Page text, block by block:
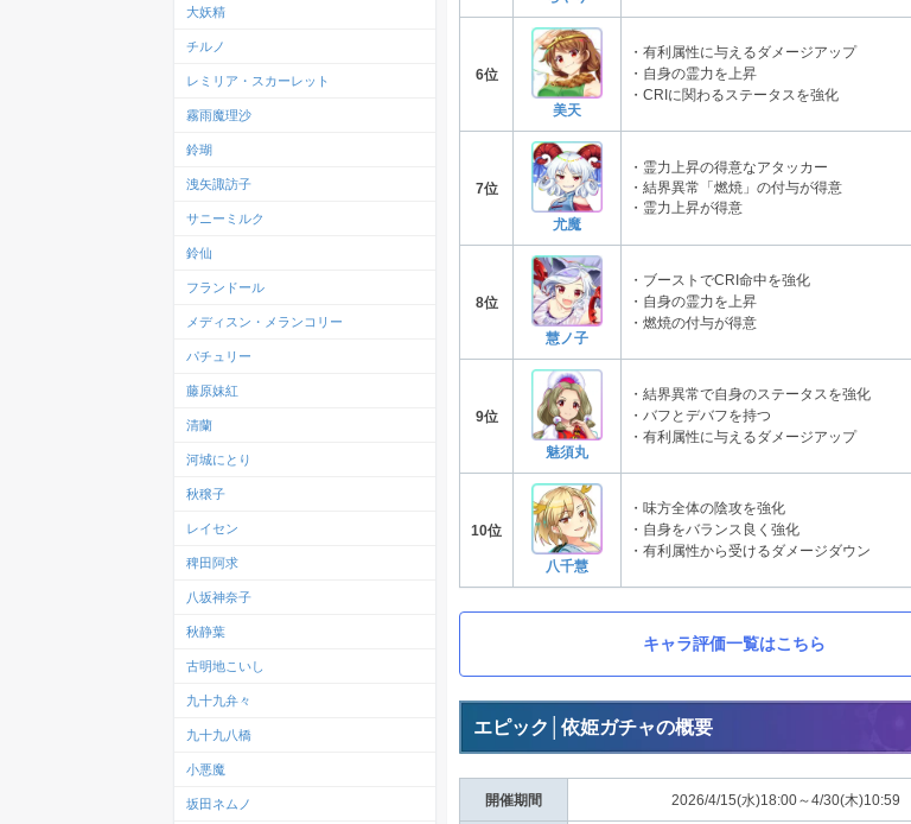
6位
美天
・有利属性に与えるダメージアップ
・自身の霊力を上昇
・CRIに関わるステータスを強化
7位
尤魔
・霊力上昇の得意なアタッカー
・結界異常「燃焼」の付与が得意
・霊力上昇が得意
8位
慧ノ子
・ブーストでCRI命中を強化
・自身の霊力を上昇
・燃焼の付与が得意
9位
魅須丸
・結界異常で自身のステータスを強化
・バフとデバフを持つ
・有利属性に与えるダメージアップ
10位
八千慧
・味方全体の陰攻を強化
・自身をバランス良く強化
・有利属性から受けるダメージダウン
キャラ評価一覧はこちら
エピック│依姫ガチャの概要
開催期間 2026/4/15(水)18:00～4/30(木)10:59
大妖精
チルノ
レミリア・スカーレット
霧雨魔理沙
鈴瑚
洩矢諏訪子
サニーミルク
鈴仙
フランドール
メディスン・メランコリー
パチュリー
藤原妹紅
清蘭
河城にとり
秋穣子
レイセン
稗田阿求
八坂神奈子
秋静葉
古明地こいし
九十九弁々
九十九八橋
小悪魔
坂田ネムノ